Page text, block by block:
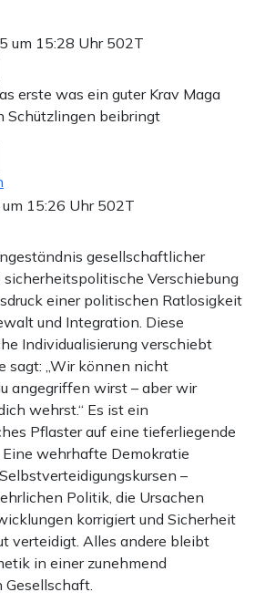
um 15:28 Uhr 502T
erste was ein guter Krav Maga
Schützlingen beibringt
15:26 Uhr 502T
gesellschaftlicher
Verschiebung
einer politischen Ratlosigkeit
und Integration. Diese
Individualisierung verschiebt
sagt: „Wir können nicht
angegriffen wirst – aber wir
wehrst.“ Es ist ein
Pflaster auf eine tieferliegende
wehrhafte Demokratie
–
Politik, die Ursachen
korrigiert und Sicherheit
verteidigt. Alles andere bleibt
in einer zunehmend